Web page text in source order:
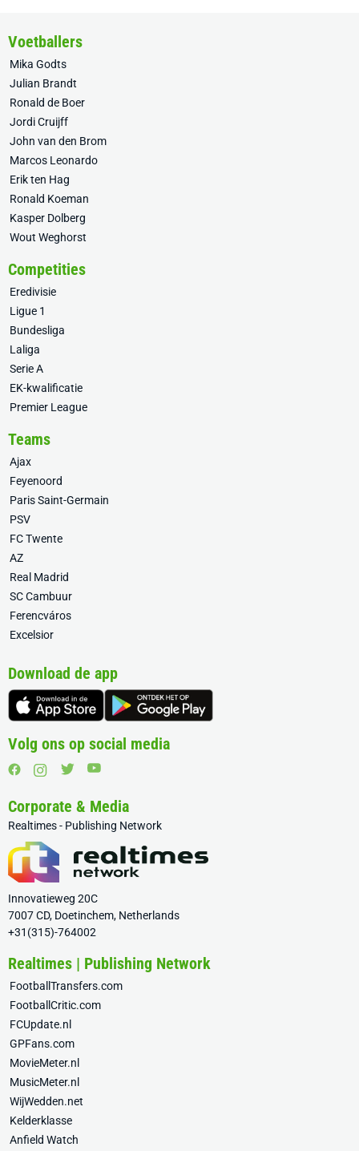
Voetballers
Mika Godts
Julian Brandt
Ronald de Boer
Jordi Cruijff
John van den Brom
Marcos Leonardo
Erik ten Hag
Ronald Koeman
Kasper Dolberg
Wout Weghorst
Competities
Eredivisie
Ligue 1
Bundesliga
Laliga
Serie A
EK-kwalificatie
Premier League
Teams
Ajax
Feyenoord
Paris Saint-Germain
PSV
FC Twente
AZ
Real Madrid
SC Cambuur
Ferencváros
Excelsior
Download de app
Volg ons op social media
Corporate & Media
Realtimes - Publishing Network
Innovatieweg 20C
7007 CD, Doetinchem, Netherlands
+31(315)-764002
Realtimes | Publishing Network
FootballTransfers.com
FootballCritic.com
FCUpdate.nl
GPFans.com
MovieMeter.nl
MusicMeter.nl
WijWedden.net
Kelderklasse
Anfield Watch